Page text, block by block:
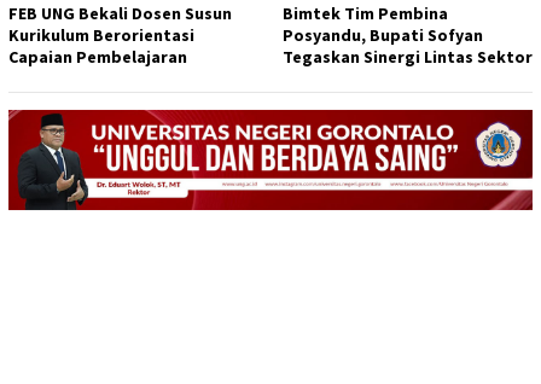
FEB UNG Bekali Dosen Susun
Kurikulum Berorientasi
Capaian Pembelajaran
Bimtek Tim Pembina
Posyandu, Bupati Sofyan
Tegaskan Sinergi Lintas Sektor